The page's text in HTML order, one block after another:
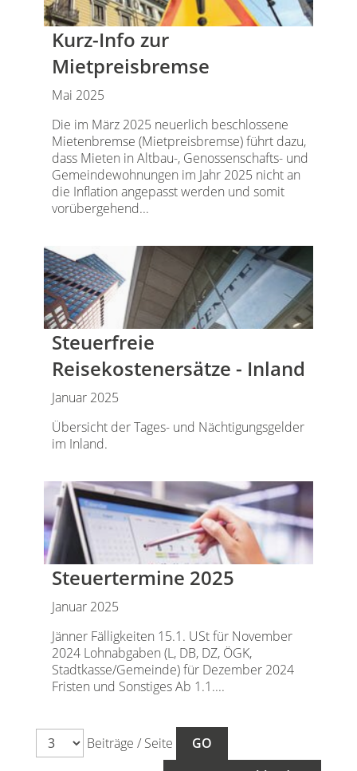
Kurz-Info zur
Mietpreisbremse
Mai 2025
Die im März 2025 neuerlich beschlossene
Mietenbremse (Mietpreisbremse) führt dazu,
dass Mieten in Altbau-, Genossenschafts- und
Gemeindewohnungen im Jahr 2025 nicht an
die Inflation angepasst werden und somit
vorübergehend...
Steuerfreie
Reisekostenersätze - Inland
Januar 2025
Übersicht der Tages- und Nächtigungsgelder
im Inland.
Steuertermine 2025
Januar 2025
Jänner Fälligkeiten 15.1. USt für November
2024 Lohnabgaben (L, DB, DZ, ÖGK,
Stadtkasse/Gemeinde) für Dezember 2024
Fristen und Sonstiges Ab 1.1....
Beiträge / Seite